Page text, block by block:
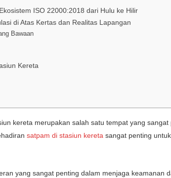
ISO 22000:2018 dari Hulu ke Hilir
di Atas Kertas dan Realitas Lapangan
Bawaan
Kereta
kereta merupakan salah satu tempat yang
satpam di stasiun kereta sangat penting
yang sangat penting dalam menjaga keamanan